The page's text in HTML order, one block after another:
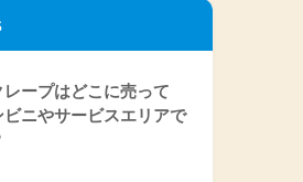
ープはどこに売って
ビニやサービスエリアで